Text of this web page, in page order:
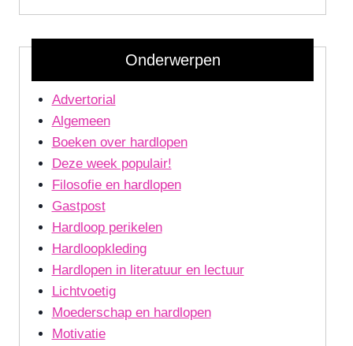
Onderwerpen
Advertorial
Algemeen
Boeken over hardlopen
Deze week populair!
Filosofie en hardlopen
Gastpost
Hardloop perikelen
Hardloopkleding
Hardlopen in literatuur en lectuur
Lichtvoetig
Moederschap en hardlopen
Motivatie